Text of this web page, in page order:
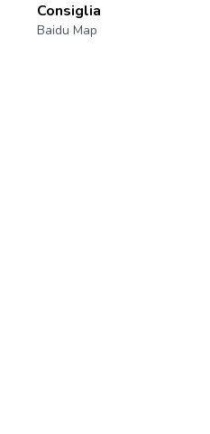
Consiglia
Baidu Map